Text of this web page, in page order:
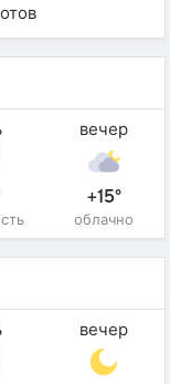
вечер
+15°
облачно
вечер